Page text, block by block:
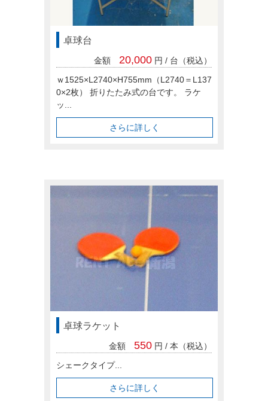
卓球台
金額 20,000 円 / 台（税込）
ｗ1525×L2740×H755mm（L2740＝L137
0×2枚） 折りたたみ式の台です。 ラケ
ッ...
さらに詳しく
卓球ラケット
金額 550 円 / 本（税込）
シェークタイプ...
さらに詳しく